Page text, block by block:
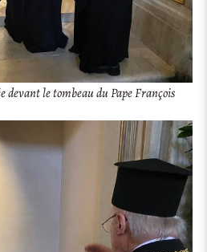
le tombeau du Pape François